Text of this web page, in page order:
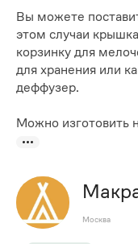
Вы можете
этом случаи
корзинку для
для хранения или
деффузер.
Можно изготовить
Москва